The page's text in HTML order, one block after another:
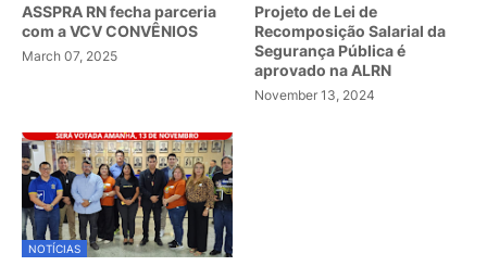
ASSPRA RN fecha parceria
com a VCV CONVÊNIOS
March 07, 2025
Projeto de Lei de
Recomposição Salarial da
Segurança Pública é
aprovado na ALRN
November 13, 2024
NOTÍCIAS